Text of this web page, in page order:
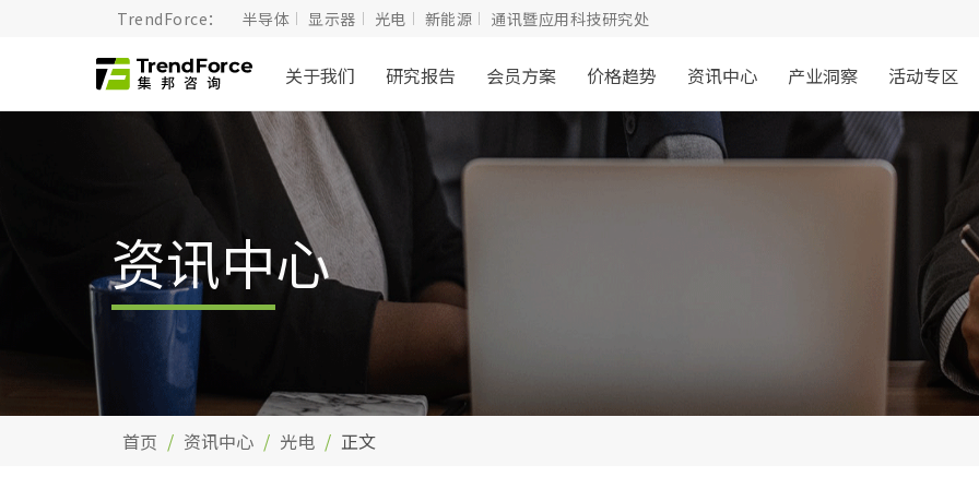
TrendForce： 半导体 显示器 光电 新能源 通讯暨应用科技研究处
关于我们 研究报告 会员方案 价格趋势 资讯中心 产业洞察 活动专区
资讯中心
首页 资讯中心 光电 正文